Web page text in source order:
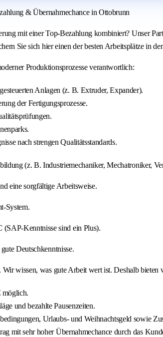
& Übernahmechance in Ottobrunn
mit einer Top-Bezahlung kombiniert? Unser
Sie sich hier einen der besten Arbeitsplätze in
Produktionsprozesse verantwortlich:
Anlagen (z. B. Extruder, Expander).
der Fertigungsprozesse.
nach strengen Qualitätsstandards.
(z. B. Industriemechaniker, Mechatroniker,
eine sorgfältige Arbeitsweise.
System.
(SAP-Kenntnisse sind ein Plus).
Deutschkenntnisse.
wissen, was gute Arbeit wert ist. Deshalb
möglich.
und bezahlte Pausenzeiten.
Urlaubs- und Weihnachtsgeld sowie
mit sehr hoher Übernahmechance durch das